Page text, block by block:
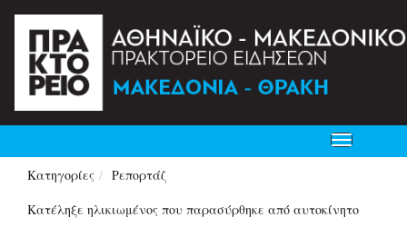
Toggle
navigation
Κατηγορίες
Ρεπορτάζ
Κατέληξε ηλικιωμένος που παρασύρθηκε από αυτοκίνητο